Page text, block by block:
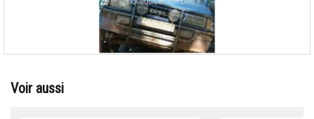
Voir aussi